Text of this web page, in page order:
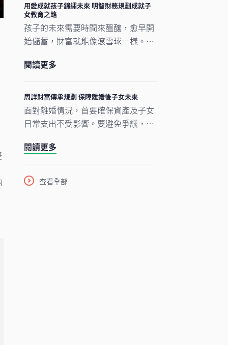
用愛成就孩子錦繡未來 明智財務規劃成就子
女教育之路
孩子的未來需要時間來醞釀，愈早開
始儲蓄，財富就能像滾雪球一樣。無
還是為留學做準備，每一步規劃都是
閱讀更多
周詳財富傳承規劃 保障離婚後子女未來
面對離婚情況，首要確保資產及子女
日常支出不受影響。要避免爭議，簽
理財工具有效減低離婚帶來的經濟風
閱讀更多
查看全部